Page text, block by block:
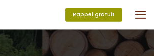
Rappel gratuit